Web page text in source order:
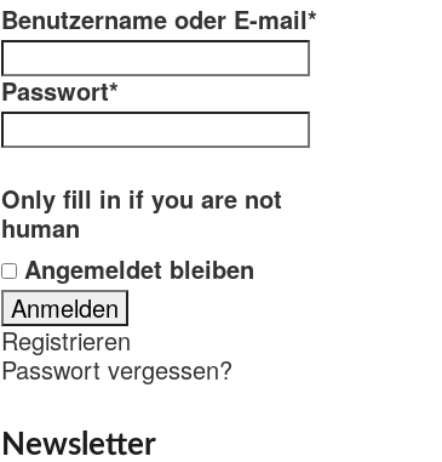
Benutzername oder E-mail*
Passwort*
Only fill in if you are not
human
Angemeldet bleiben
Registrieren
Passwort vergessen?
Newsletter